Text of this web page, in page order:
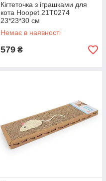
Кігтеточка з іграшками для
кота Hoopet 21T0274
23*23*30 см
Немає в наявності
579 ₴